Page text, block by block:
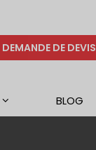
DEMANDE DE DEVIS
BLOG